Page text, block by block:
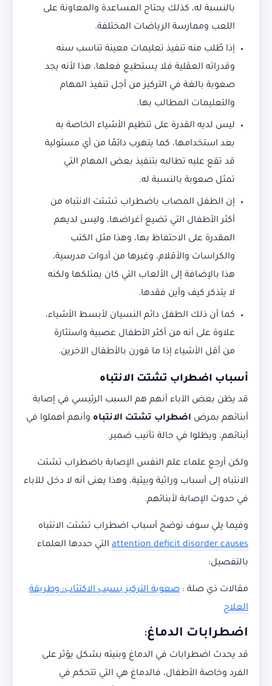
بالنسبة له، كذلك يحتاج المساعدة والمعاونة على
اللعب وممارسة الرياضات المختلفة.
إذا طُلب منه تنفيذ تعليمات معينة تناسب سنه
وقدراته العقلية فلا يستطيع فعلها، هذا لأنه يجد
صعوبة بالغة في التركيز من أجل تنفيذ المهام
والتعليمات المطالب بها.
ليس لديه القدرة على تنظيم الأشياء الخاصة به
بعد استخدامها، كما يتهرب دائمًا من أي مسئولية
قد تقع عليه تطالبه بتنفيذ بعض المهام التي
تمثل صعوبة بالنسبة له.
إن الطفل المصاب باضطراب تشتت الانتباه من
أكثر الأطفال التي تضيع أغراضها، وليس لديهم
المقدرة على الاحتفاظ بها، وهذا مثل الكتب
والكراسات والأقلام، وغيرها من أدوات مدرسية،
هذا بالإضافة إلى الألعاب التي كان يمتلكها ولكنه
لا يتذكر كيف وأين فقدها.
كما أن ذلك الطفل دائم النسيان لأبسط الأشياء،
علاوة على أنه من أكثر الأطفال عصبية واستثارة
من أقل الأشياء إذا ما قورن بالأطفال الآخرين.
أسباب اضطراب تشتت الانتباه
قد يظن بعض الآباء أنهم هم السبب الرئيسي في إصابة
أبنائهم بمرض اضطراب تشتت الانتباه وأنهم أهملوا في
أبنائهم، ويظلوا في حالة تأنيب ضمير.
ولكن أرجع علماء علم النفس الإصابة باضطراب تشتت
الانتباه إلى أسباب وراثية وبيئية، وهذا يعنى أنه لا دخل للآباء
في حدوث الإصابة لأبنائهم.
وفيما يلي سوف نوضح أسباب اضطراب تشتت الانتباه
attention deficit disorder causes التي حددها العلماء
بالتفصيل:
مقالات ذي صلة : صعوبة التركيز بسبب الاكتئاب: وطريقة
العلاج
اضطرابات الدماغ:
قد يحدث اضطرابات في الدماغ وبنيته بشكل يؤثر على
الفرد وخاصة الأطفال، فالدماغ هي التي تتحكم في